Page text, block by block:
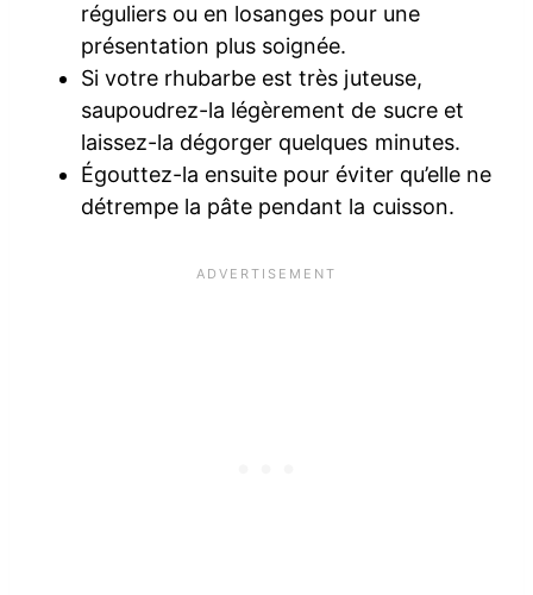
réguliers ou en losanges pour une
présentation plus soignée.
Si votre rhubarbe est très juteuse,
saupoudrez-la légèrement de sucre et
laissez-la dégorger quelques minutes.
Égouttez-la ensuite pour éviter qu’elle ne
détrempe la pâte pendant la cuisson.